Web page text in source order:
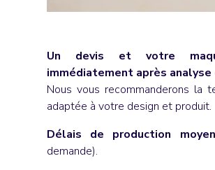
Un devis et votre
immédiatement après
Nous vous recommanderons la
adaptée à votre design et produit.
Délais de production
demande).